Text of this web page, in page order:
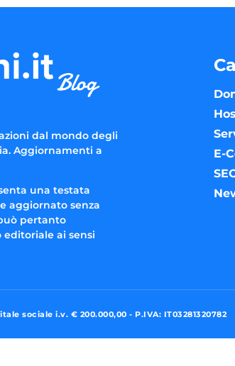
dal mondo degli
Aggiornamenti a
una testata
aggiornato senza
pertanto
ai sensi
E-
sociale i.v. € 200.000,00 - P.IVA: IT03281320782